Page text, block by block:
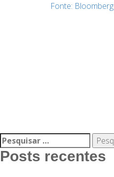
Fonte: Bloomberg
Pesquisar
por:
Posts recentes